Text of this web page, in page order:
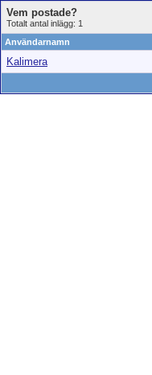
Vem postade?
Totalt antal inlägg: 1
Användarnamn
Kalimera